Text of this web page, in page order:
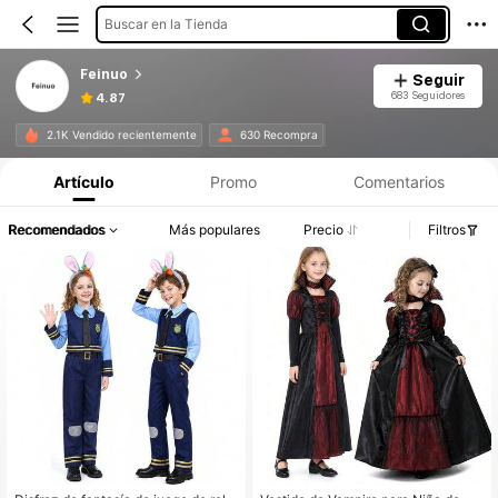
Buscar en la Tienda
Feinuo
4.87
Seguir
683 Seguidores
2.1K Vendido recientemente 630 Recompra
Artículo Promo Comentarios
Recomendados Más populares Precio Filtros